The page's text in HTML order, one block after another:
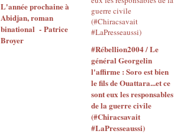
L'année prochaine à
Abidjan, roman
binational - Patrice
Broyer
#Rébellion2004 / Le
général Georgelin
l'affirme : Soro est bien
le fils de Ouattara...et ce
sont eux les responsables
de la guerre civile
(#Chiracsavait
#LaPresseaussi)